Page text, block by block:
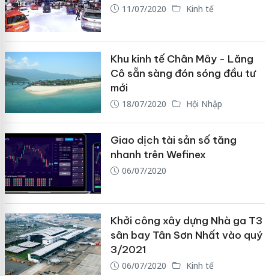
11/07/2020 Kinh tế
Khu kinh tế Chân Mây - Lăng
Cô sẵn sàng đón sóng đầu tư
mới
18/07/2020 Hội Nhập
Giao dịch tài sản số tăng
nhanh trên Wefinex
06/07/2020
Khởi công xây dựng Nhà ga T3
sân bay Tân Sơn Nhất vào quý
3/2021
06/07/2020 Kinh tế